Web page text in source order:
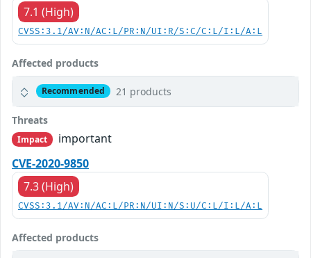
7.1 (High)
CVSS:3.1/AV:N/AC:L/PR:N/UI:R/S:C/C:L/I:L/A:L
Affected products
Recommended 21 products
Threats
Impact
important
CVE-2020-9850
7.3 (High)
CVSS:3.1/AV:N/AC:L/PR:N/UI:N/S:U/C:L/I:L/A:L
Affected products